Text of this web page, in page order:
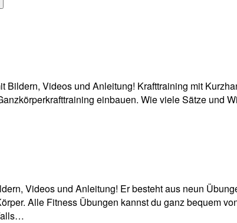
Videos und Anleitung! Krafttraining mit
einbauen. Wie viele Sätze und
Videos und Anleitung! Er besteht aus neun
Alle Fitness Übungen kannst du ganz bequem